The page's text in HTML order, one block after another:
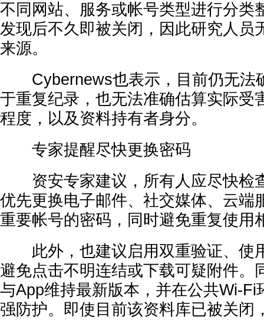
不同网站、服务或帐号类型进行分类
发现后不久即被关闭，因此研究人员
来源。
Cybernews也表示，目前仍无法
于重复纪录，也无法准确估算实际受
程度，以及资料持有者身分。
专家提醒尽快更换密码
资安专家建议，所有人应尽快检
优先更换电子邮件、社交媒体、云端
重要帐号的密码，同时避免重复使用
此外，也建议启用双重验证、使
避免点击不明连结或下载可疑附件。
与App维持最新版本，并在公共Wi-Fi
强防护。即使目前该资料库已被关闭